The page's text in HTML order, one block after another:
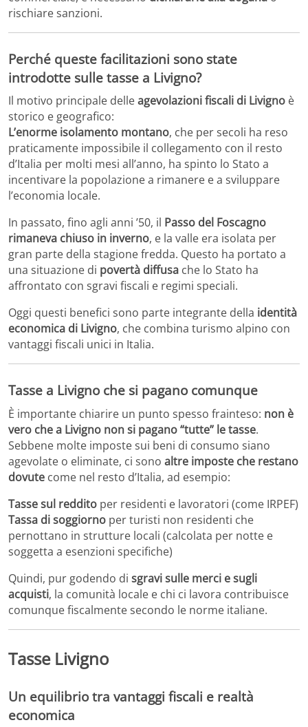
rischiare sanzioni.
Perché queste facilitazioni sono state
introdotte sulle tasse a Livigno?
Il motivo principale delleagevolazioni fiscali di Livigno è
storico e geografico:
L’enorme isolamento montano, che per secoli ha reso
praticamente impossibile il collegamento con il resto
d’Italia per molti mesi all’anno, ha spinto lo Stato a
incentivare la popolazione a rimanere e a sviluppare
l’economia locale.
In passato, fino agli anni ’50, il Passo del Foscagno
rimaneva chiuso in inverno, e la valle era isolata per
gran parte della stagione fredda. Questo ha portato a
una situazione di povertà diffusa che lo Stato ha
affrontato con sgravi fiscali e regimi speciali.
Oggi questi benefici sono parte integrante della identità
economica di Livigno, che combina turismo alpino con
vantaggi fiscali unici in Italia.
Tasse a Livigno che si pagano comunque
È importante chiarire un punto spesso frainteso: non è
vero che a Livigno non si pagano “tutte” le tasse.
Sebbene molte imposte sui beni di consumo siano
agevolate o eliminate, ci sono altre imposte che restano
dovute come nel resto d’Italia, ad esempio:
Tasse sul reddito per residenti e lavoratori (come IRPEF)
Tassa di soggiorno per turisti non residenti che
pernottano in strutture locali (calcolata per notte e
soggetta a esenzioni specifiche)
Quindi, pur godendo di sgravi sulle merci e sugli
acquisti, la comunità locale e chi ci lavora contribuisce
comunque fiscalmente secondo le norme italiane.
Tasse Livigno
Un equilibrio tra vantaggi fiscali e realtà
economica